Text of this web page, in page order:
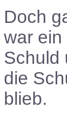
Doch
war
Schuld
die
blieb.